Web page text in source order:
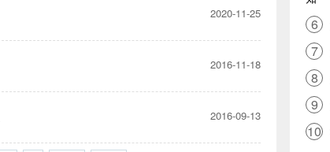
2020-11-25
2016-11-18
2016-09-13
6
7
8
9
10